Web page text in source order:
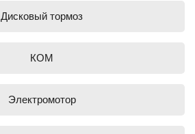
Дисковый тормоз
КОМ
Электромотор